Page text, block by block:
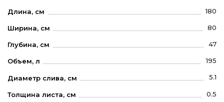
Длина, см 180
Ширина, см 80
Глубина, см 47
Объем, л 195
Диаметр слива, см 5.1
Толщина листа, см 0.5